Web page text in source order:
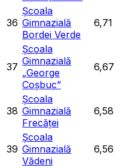
36
Școala
Gimnazială
Bordei Verde
6,71
37
Școala
Gimnazială
„George
Coșbuc”
6,67
38
Școala
Gimnazială
Frecăței
6,58
39
Școala
Gimnazială
Vădeni
6,56